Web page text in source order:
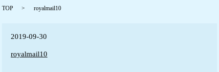
TOP royalmail10
2019-09-30
royalmail10